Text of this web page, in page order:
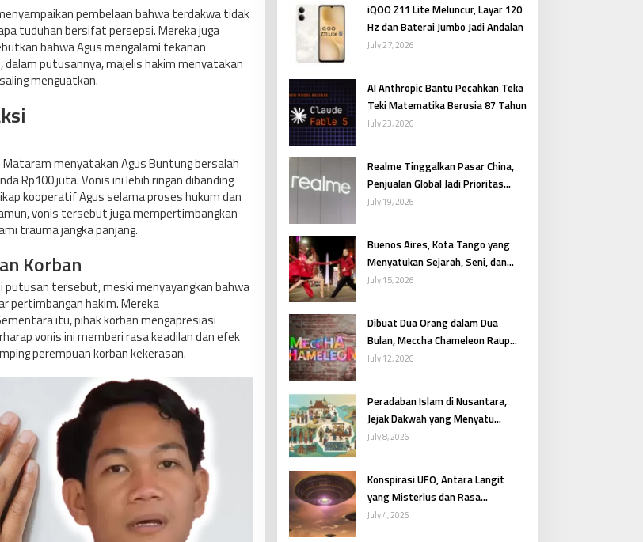
pembelaan bahwa terdakwa tidak
tuduhan bersifat persepsi. Mereka juga
bahwa Agus mengalami tekanan
dalam putusannya, majelis hakim menyatakan
menguatkan.
Mataram menyatakan Agus Buntung bersalah
Rp100 juta. Vonis ini lebih ringan dibanding
kooperatif Agus selama proses hukum dan
vonis tersebut juga mempertimbangkan
trauma jangka panjang.
Korban
tersebut, meski menyayangkan bahwa
pertimbangan hakim. Mereka
itu, pihak korban mengapresiasi
vonis ini memberi rasa keadilan dan efek
perempuan korban kekerasan.
iQOO Z11 Lite Meluncur, Layar 120
Hz dan Baterai Jumbo Jadi Andalan
July 27, 2026
AI Anthropic Bantu Pecahkan Teka
Teki Matematika Berusia 87 Tahun
July 23, 2026
Realme Tinggalkan Pasar China,
Penjualan Global Jadi Prioritas
Utama
July 19, 2026
Buenos Aires, Kota Tango yang
Menyatukan Sejarah, Seni, dan
Gairah Argentina
July 15, 2026
Dibuat Dua Orang dalam Dua
Bulan, Meccha Chameleon Raup
Pendapatan Fantastis
July 12, 2026
Peradaban Islam di Nusantara,
Jejak Dakwah yang Menyatu
dengan Budaya
July 8, 2026
Konspirasi UFO, Antara Langit
yang Misterius dan Rasa
Penasaran Manusia
July 4, 2026